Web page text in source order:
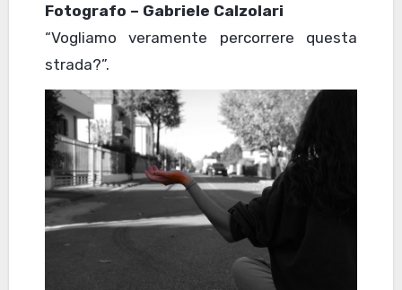
Fotografo – Gabriele Calzolari
“Vogliamo veramente percorrere questa
strada?”.